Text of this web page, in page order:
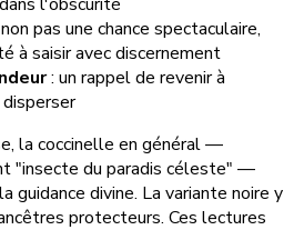
l'obscurité
pas une chance spectaculaire,
à saisir avec discernement
: un rappel de revenir à
la coccinelle en général —
"insecte du paradis céleste" —
guidance divine. La variante noire y
protecteurs. Ces lectures